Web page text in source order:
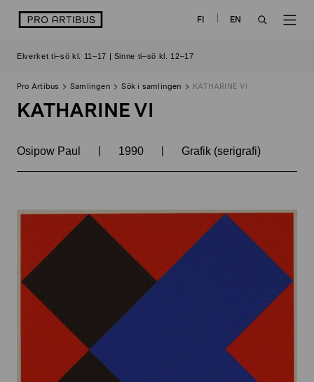
logo FI
EN
Elverket ti–sö kl. 11–17 | Sinne ti–sö kl. 12–17
Pro Artibus Samlingen Sök i samlingen KATHARINE VI
KATHARINE VI
Osipow Paul | 1990 | Grafik (serigrafi)